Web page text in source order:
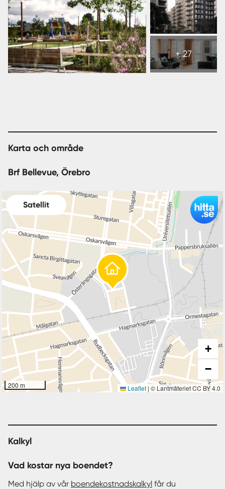
+ 27
Visa
alla
33
bilder
Karta och område
Brf Bellevue, Örebro
Satellit
200 m
+
−
Leaflet | © Lantmäteriet CC BY 4.0
Kalkyl
Vad kostar nya boendet?
Med hjälp av vår boendekostnadskalkyl får du